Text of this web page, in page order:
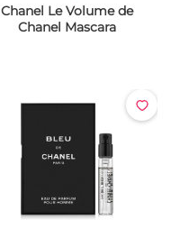
Chanel Le Volume de
Chanel Mascara